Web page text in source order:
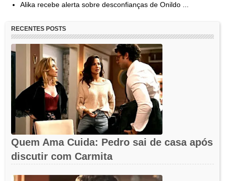
Alika recebe alerta sobre desconfianças de Onildo ...
RECENTES POSTS
Quem Ama Cuida: Pedro sai de casa após
discutir com Carmita